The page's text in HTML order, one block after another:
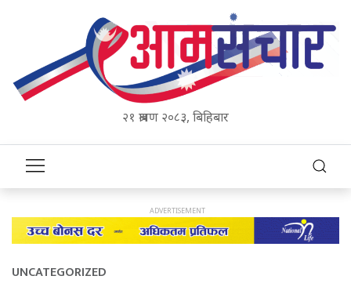
२१ श्रावण २०८३, बिहिबार
UNCATEGORIZED